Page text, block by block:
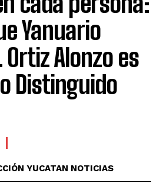
Yanuario
Ortiz Alonzo es
Distinguido
YUCATAN NOTICIAS